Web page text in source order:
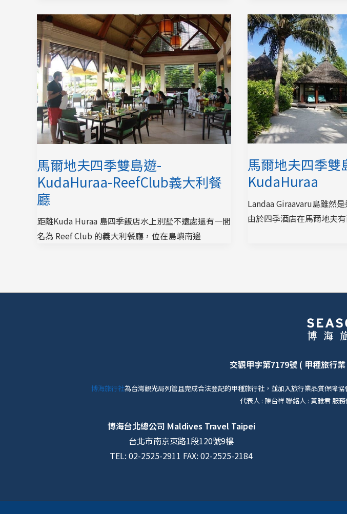
馬爾地夫四季雙島遊-
KudaHuraa-ReefClub義大利餐
廳
距離Kuda Huraa 島四季飯店水上別墅不遠處還有一間
名為 Reef Club 的義大利餐廳，位在島嶼南邊
馬爾地夫四季雙
KudaHuraa
Landaa Giraavaru島雖然
由於四季酒店在馬爾地夫
交觀甲字第7179號 ( 甲種旅行
博海旅行社為台灣觀光局列管且完成合法登記的甲種旅行社，並加入旅行業品質保障
代表人 : 陳台祥 聯絡人 : 黃雅君 服
博海台北總公司 Maldives Travel Taipei
台北市南京東路1段120號9樓
TEL: 02-2525-2911 FAX: 02-2525-2184